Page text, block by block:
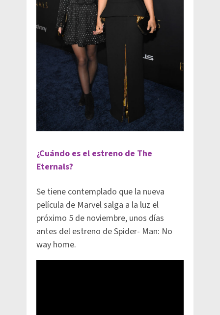
¿Cuándo es el estreno de The
Eternals?
Se tiene contemplado que la nueva
película de Marvel salga a la luz el
próximo 5 de noviembre, unos días
antes del estreno de Spider- Man: No
way home.